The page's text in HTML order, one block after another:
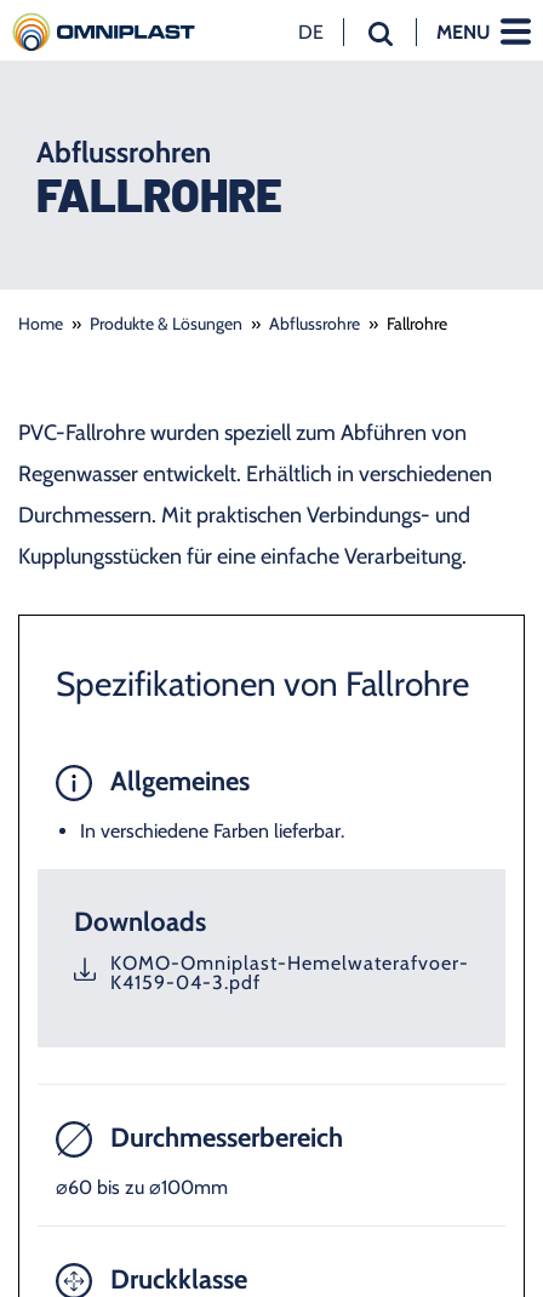
DE
MENU
Abflussrohren
FALLROHRE
Home » Produkte & Lösungen » Abflussrohre » Fallrohre
PVC-Fallrohre wurden speziell zum Abführen von
Regenwasser entwickelt. Erhältlich in verschiedenen
Durchmessern. Mit praktischen Verbindungs- und
Kupplungsstücken für eine einfache Verarbeitung.
Spezifikationen von Fallrohre
Allgemeines
In verschiedene Farben lieferbar.
Downloads
KOMO-Omniplast-Hemelwaterafvoer-
K4159-04-3.pdf
Durchmesserbereich
⌀60 bis zu ⌀100mm
Druckklasse